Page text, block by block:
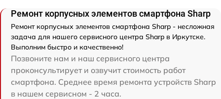
Ремонт корпусных элементов смартфона Sharp
Ремонт корпусных элементов смартфона Sharp - несложная
задача для нашего сервисного центра Sharp в Иркутске.
Выполним быстро и качественно!
Позвоните нам и наш сервисного центра
проконсультирует и озвучит стоимость работ
смартфона. Среднее время ремонта устройств Sharp
в нашем сервисном - 2 часа.